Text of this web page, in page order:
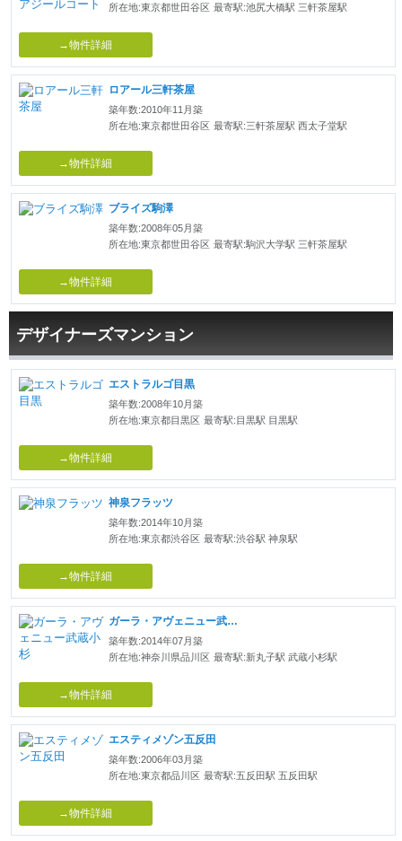
所在地:東京都世田谷区 最寄駅:池尻大橋駅 三軒茶屋駅
→物件詳細
ロアール三軒茶屋
築年数:2010年11月築
所在地:東京都世田谷区 最寄駅:三軒茶屋駅 西太子堂駅
→物件詳細
ブライズ駒澤
築年数:2008年05月築
所在地:東京都世田谷区 最寄駅:駒沢大学駅 三軒茶屋駅
→物件詳細
デザイナーズマンション
エストラルゴ目黒
築年数:2008年10月築
所在地:東京都目黒区 最寄駅:目黒駅 目黒駅
→物件詳細
神泉フラッツ
築年数:2014年10月築
所在地:東京都渋谷区 最寄駅:渋谷駅 神泉駅
→物件詳細
ガーラ・アヴェニュー武蔵小杉
築年数:2014年07月築
所在地:神奈川県品川区 最寄駅:新丸子駅 武蔵小杉駅
→物件詳細
エスティメゾン五反田
築年数:2006年03月築
所在地:東京都品川区 最寄駅:五反田駅 五反田駅
→物件詳細